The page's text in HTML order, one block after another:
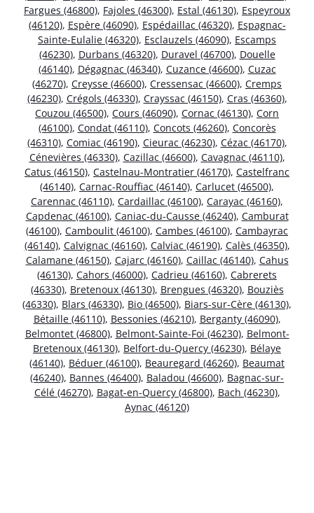
Fargues (46800), Fajoles (46300), Estal (46130), Espeyroux
(46120), Espère (46090), Espédaillac (46320), Espagnac-
Sainte-Eulalie (46320), Esclauzels (46090), Escamps
(46230), Durbans (46320), Duravel (46700), Douelle
(46140), Dégagnac (46340), Cuzance (46600), Cuzac
(46270), Creysse (46600), Cressensac (46600), Cremps
(46230), Crégols (46330), Crayssac (46150), Cras (46360),
Couzou (46500), Cours (46090), Cornac (46130), Corn
(46100), Condat (46110), Concots (46260), Concorès
(46310), Comiac (46190), Cieurac (46230), Cézac (46170),
Cénevières (46330), Cazillac (46600), Cavagnac (46110),
Catus (46150), Castelnau-Montratier (46170), Castelfranc
(46140), Carnac-Rouffiac (46140), Carlucet (46500),
Carennac (46110), Cardaillac (46100), Carayac (46160),
Capdenac (46100), Caniac-du-Causse (46240), Camburat
(46100), Camboulit (46100), Cambes (46100), Cambayrac
(46140), Calvignac (46160), Calviac (46190), Calès (46350),
Calamane (46150), Cajarc (46160), Caillac (46140), Cahus
(46130), Cahors (46000), Cadrieu (46160), Cabrerets
(46330), Bretenoux (46130), Brengues (46320), Bouziès
(46330), Blars (46330), Bio (46500), Biars-sur-Cère (46130),
Bétaille (46110), Bessonies (46210), Berganty (46090),
Belmontet (46800), Belmont-Sainte-Foi (46230), Belmont-
Bretenoux (46130), Belfort-du-Quercy (46230), Bélaye
(46140), Béduer (46100), Beauregard (46260), Beaumat
(46240), Bannes (46400), Baladou (46600), Bagnac-sur-
Célé (46270), Bagat-en-Quercy (46800), Bach (46230),
Aynac (46120)